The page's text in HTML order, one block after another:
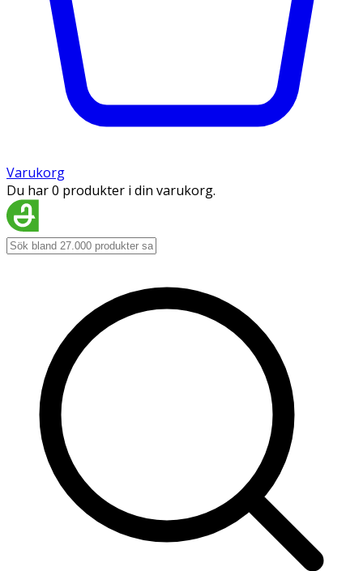
Varukorg
Du har 0 produkter i din varukorg.